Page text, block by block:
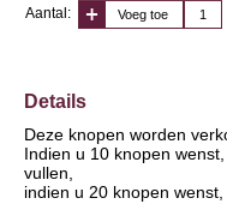
Aantal: Voeg toe
Details
Deze knopen worden
Indien u 10 knopen
vullen,
indien u 20 knopen